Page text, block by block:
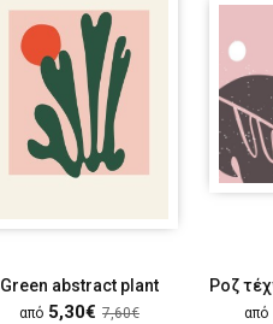
Green abstract plant
από 5,30€ 7,60€ από